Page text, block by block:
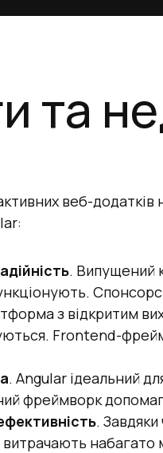
та
веб-
. Випущений
з відкритим
Frontend-
. Angular ідеальний
фреймворк
.